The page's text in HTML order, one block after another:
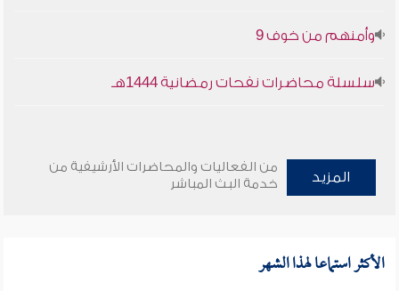
وأمنهم من خوف 9
سلسلة محاضرات نفحات رمضانية 1444هـ
المزيد
من الفعاليات والمحاضرات الأرشيفية من
خدمة البث المباشر
الأكثر استماعا لهذا الشهر